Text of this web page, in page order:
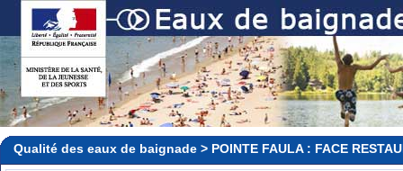
Qualité des eaux de baignade > POINTE FAULA : FACE